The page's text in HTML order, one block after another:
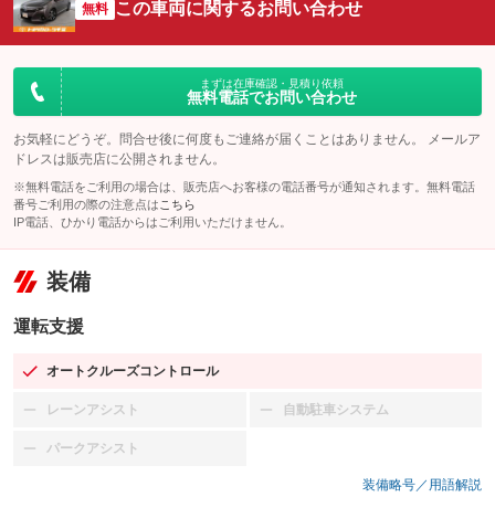
無料 この車両に関するお問い合わせ
まずは在庫確認・見積り依頼
無料電話でお問い合わせ
お気軽にどうぞ。問合せ後に何度もご連絡が届くことはありません。 メールア
ドレスは販売店に公開されません。
※無料電話をご利用の場合は、販売店へお客様の電話番号が通知されます。無料電話
番号ご利用の際の注意点は こちら
IP電話、ひかり電話からはご利用いただけません。
装備
運転支援
オートクルーズコントロール
：装備あり
レーンアシスト
：装備なし 自動駐車システム
：装備なし
パークアシスト
：装備なし
装備略号／用語解説